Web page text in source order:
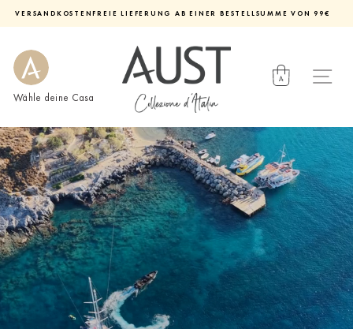
pausieren
VERSANDKOSTENFREIE LIEFERUNG AB EINER BESTELLSUMME VON 99€
Wähle deine Casa